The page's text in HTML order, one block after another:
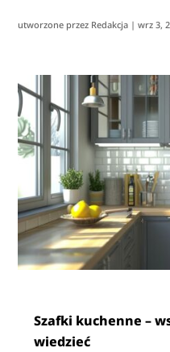
utworzone przez Redakcja |wrz 3,
Szafki kuchenne –
wiedzieć